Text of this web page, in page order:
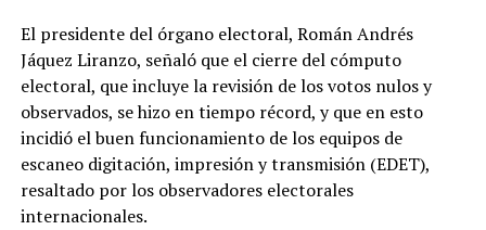
El presidente del órgano electoral, Román Andrés
Jáquez Liranzo, señaló que el cierre del cómputo
electoral, que incluye la revisión de los votos nulos y
observados, se hizo en tiempo récord, y que en esto
incidió el buen funcionamiento de los equipos de
escaneo digitación, impresión y transmisión (EDET),
resaltado por los observadores electorales
internacionales.